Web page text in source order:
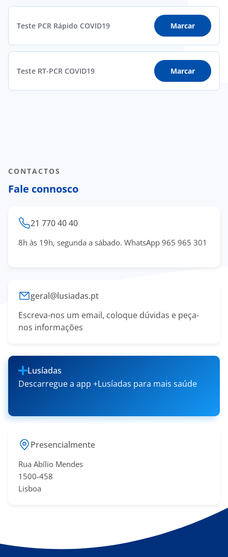
Teste PCR Rápido COVID19 Marcar
Teste RT-PCR COVID19 Marcar
CONTACTOS
Fale connosco
21 770 40 40
8h às 19h, segunda a sábado. WhatsApp 965 965 301
geral@lusiadas.pt
Escreva-nos um email, coloque dúvidas e peça-
nos informações
Lusíadas
Descarregue a app +Lusíadas para mais saúde
Presencialmente
Rua Abílio Mendes
​1500-458
Lisboa